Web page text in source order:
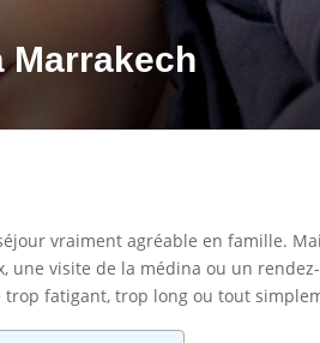
Marrakech
vraiment agréable en famille.
visite de la médina ou un
fatigant, trop long ou tout